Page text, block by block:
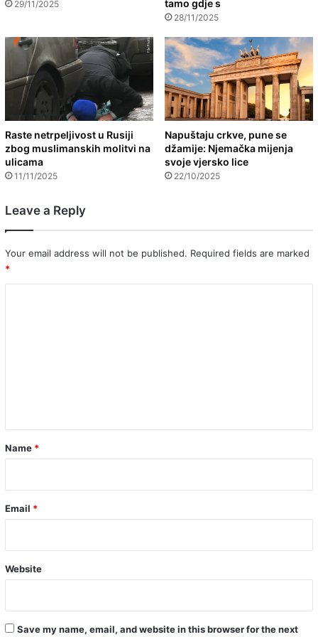
29/11/2025 tamo gdje s
28/11/2025
Raste netrpeljivost u Rusiji
zbog muslimanskih molitvi na
ulicama
11/11/2025
Napuštaju crkve, pune se
džamije: Njemačka mijenja
svoje vjersko lice
22/10/2025
Leave a Reply
Your email address will not be published. Required fields are marked
*
*
Name *
Email *
Website
Save my name, email, and website in this browser for the next